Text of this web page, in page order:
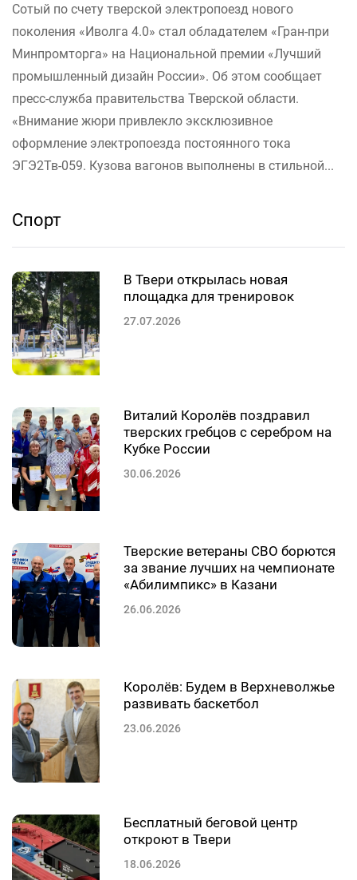
Сотый по счету тверской электропоезд нового
поколения «Иволга 4.0» стал обладателем «Гран-при
Минпромторга» на Национальной премии «Лучший
промышленный дизайн России». Об этом сообщает
пресс-служба правительства Тверской области.
«Внимание жюри привлекло эксклюзивное
оформление электропоезда постоянного тока
ЭГЭ2Тв-059. Кузова вагонов выполнены в стильной...
Спорт
В Твери открылась новая
площадка для тренировок
27.07.2026
Виталий Королёв поздравил
тверских гребцов с серебром на
Кубке России
30.06.2026
Тверские ветераны СВО борются
за звание лучших на чемпионате
«Абилимпикс» в Казани
26.06.2026
Королёв: Будем в Верхневолжье
развивать баскетбол
23.06.2026
Бесплатный беговой центр
откроют в Твери
18.06.2026